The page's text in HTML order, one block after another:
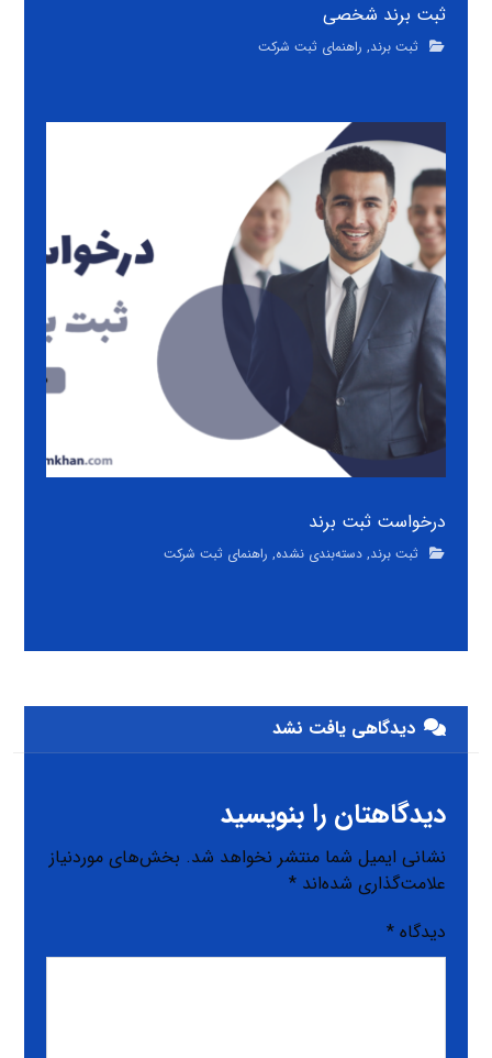
ثبت برند شخصی
ثبت برند, راهنمای ثبت شرکت
درخواست ثبت برند
ثبت برند,دسته‌بندی نشده, راهنمای ثبت شرکت
دیدگاهی یافت نشد
دیدگاهتان را بنویسید
نشانی ایمیل شما منتشر نخواهد شد. بخش‌های موردنیاز
علامت‌گذاری شده‌اند*
دیدگاه*